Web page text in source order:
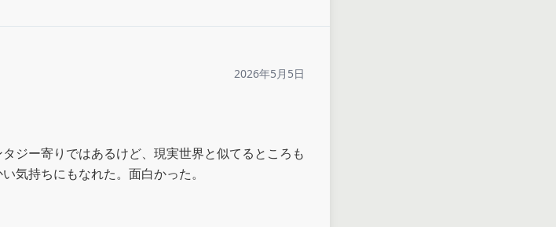
2026年5月5日
ジー寄りではあるけど、現実世界と似てるところも
気持ちにもなれた。面白かった。